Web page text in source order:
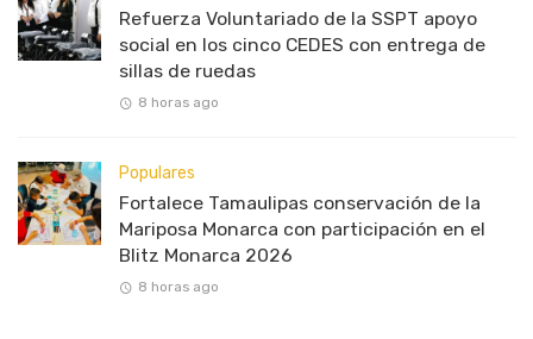
Refuerza Voluntariado de la SSPT apoyo
social en los cinco CEDES con entrega de
sillas de ruedas
8 horas ago
Populares
Fortalece Tamaulipas conservación de la
Mariposa Monarca con participación en el
Blitz Monarca 2026
8 horas ago